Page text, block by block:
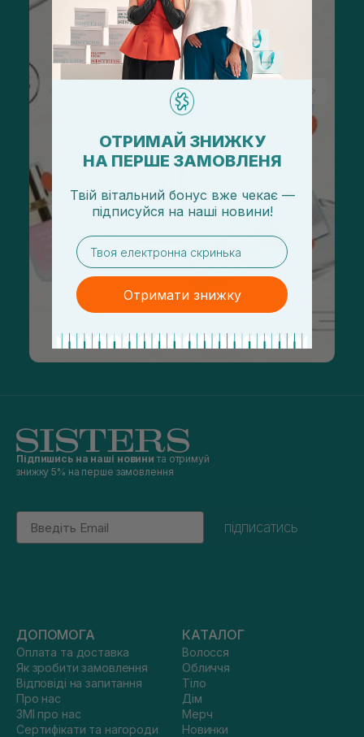
Підпишись на наші новини та отримуй
знижку 5% на перше замовлення
Email
підписатись
ДОПОМОГА
Оплата та доставка
Як зробити замовлення
Відповіді на запитання
Про нас
ЗМІ про нас
Сертифікати та нагороди
КАТАЛОГ
Волосся
Обличчя
Тіло
Дім
Мерч
Новинки
ОТРИМАЙ ЗНИЖКУ
НА ПЕРШЕ ЗАМОВЛЕНЯ
Твій вітальний бонус вже чекає —
підписуйся на наші новини!
email
Отримати знижку